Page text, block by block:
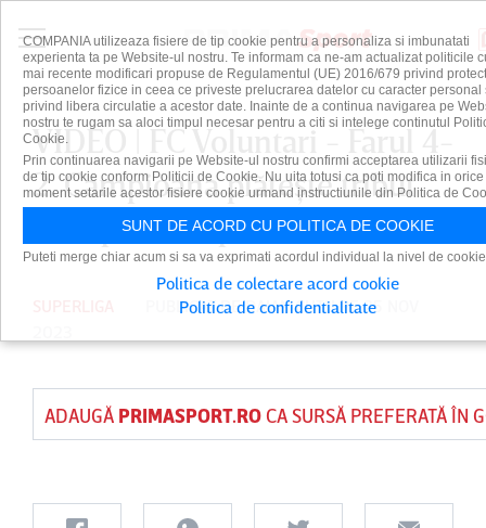
VIDEO | FC Voluntari - Farul 4-
2. Campioana plăteşte tribut
unei prime reprize horror
PUBLICAT DEDAIAN CUTUPE 25 NOV
ADAUGĂ PRIMASPORT.ROCA SURSĂ PREFERATĂ ÎN
COMPANIA utilizeaza fisiere de tip cookie pentru a personaliza si imbunatati
experienta ta pe Website-ul nostru. Te informam ca ne-am actualizat politicile
mai recente modificari propuse de Regulamentul (UE) 2016/679 privind
persoanelor fizice in ceea ce priveste prelucrarea datelor cu caracter personal
privind libera circulatie a acestor date. Inainte de a continua navigarea pe
nostru te rugam sa aloci timpul necesar pentru a citi si intelege continutul
Cookie.
Prin continuarea navigarii pe Website-ul nostru confirmi acceptarea utilizarii
de tip cookie conform Politicii de Cookie. Nu uita totusi ca poti modifica in orice
moment setarile acestor fisiere cookie urmand instructiunile din Politica de
SUNT DE ACORD CU POLITICA DE COOKIE
Puteti merge chiar acum si sa va exprimati acordul individual la nivel de
Politica de colectare acord cookie
Politica de confidentialitate